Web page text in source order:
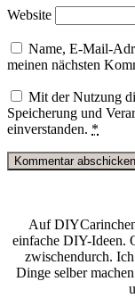
Website
Name, E-Mail-
meinen nächsten
Mit der Nutzung
Speicherung und
einverstanden. *
Auf
einfache DIY-Ideen.
zwischendurch.
Dinge selber